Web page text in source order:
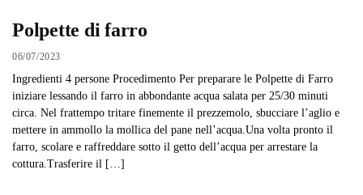
Polpette di farro
06/07/2023
Ingredienti 4 persone Procedimento Per preparare le Polpette di Farro
iniziare lessando il farro in abbondante acqua salata per 25/30 minuti
circa. Nel frattempo tritare finemente il prezzemolo, sbucciare l’aglio e
mettere in ammollo la mollica del pane nell’acqua.Una volta pronto il
farro, scolare e raffreddare sotto il getto dell’acqua per arrestare la
cottura.Trasferire il […]